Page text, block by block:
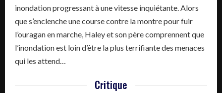
inondation progressant à une vitesse inquiétante. Alors
que s’enclenche une course contre la montre pour fuir
l’ouragan en marche, Haley et son père comprennent que
l’inondation est loin d’être la plus terrifiante des menaces
qui les attend…
Critique